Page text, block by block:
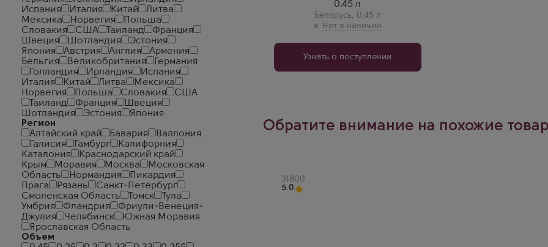
Испания
Италия Китай
Литва
Мексика
Норвегия
Польша
Словакия
США Таиланд
Франция
Швеция
Шотландия
Эстония
Япония
Австрия Англия
Армения
Бельгия
Великобритания
Германия
Голландия
Ирландия
Испания
Италия
Китай Литва
Мексика
Норвегия
Польша Словакия
США
Таиланд
Франция
Швеция
Шотландия
Эстония
Япония
Регион
Алтайский край
Бавария
Валлония
Галисия
Гамбург
Калифорния
Каталония
Краснодарский край
Крым
Моравия Москва
Московская
Область
Нормандия
Пикардия
Прага
Рязань
Санкт-Петербург
Смоленская Область
Томск
Тула
Умбрия
Фландрия
Фриули-Венеция-
Джулия
Челябинск
Южная Моравия
Ярославская Область
Объем
0.45 л
Беларусь, 0,45 л
Узнать о поступлении
Обратите внимание на похожие
Артикул
31800
5.0